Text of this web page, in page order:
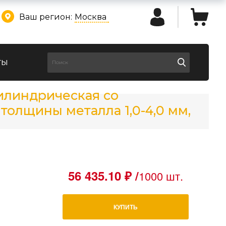
Ваш регион: Москва
со
металла 1,0-4,0 мм,
56 435.10 ₽ /1000 шт.
КУПИТЬ